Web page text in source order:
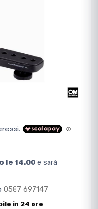
le 14.00 e sarà
0587 697147
in 24 ore